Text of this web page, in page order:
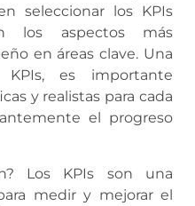
seleccionar los KPIs
los aspectos más
en áreas clave. Una
KPIs, es importante
y realistas para cada
el progreso
Los KPIs son una
medir y mejorar el